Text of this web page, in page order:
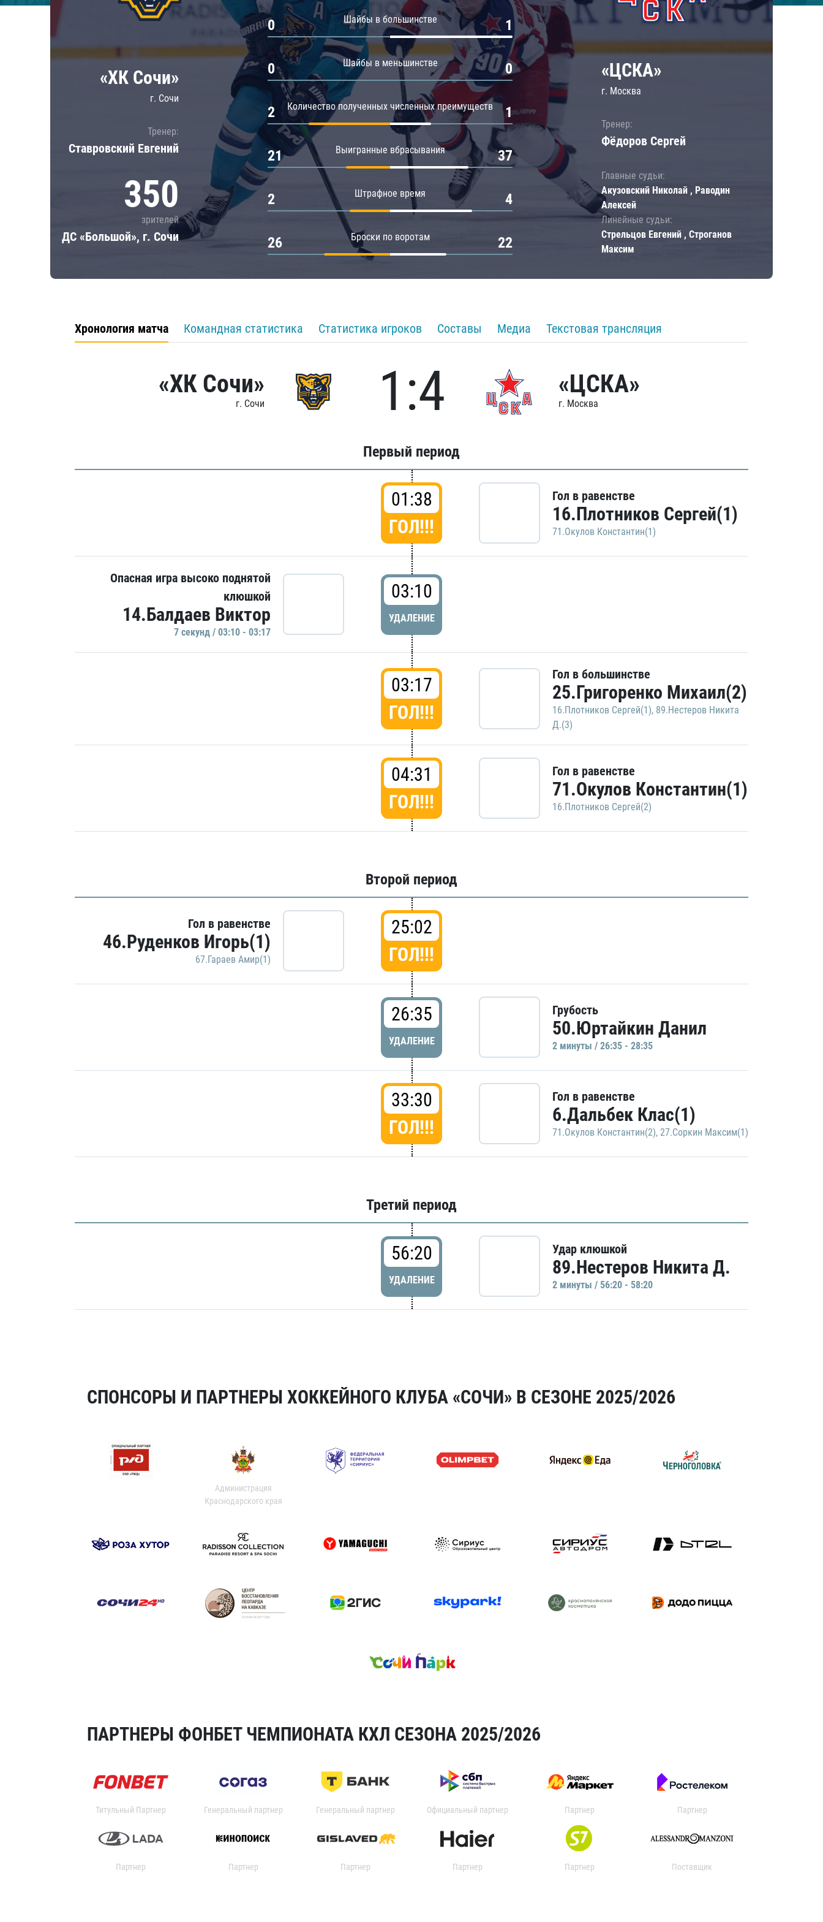
Локомотив
ЦСКА
Шанхайские Драконы
Амур
Барыс
Салават Юлаев
«ХК Сочи»
г. Сочи
Тренер:
Ставровский Евгений
350
зрителей
ДС «Большой», г. Сочи
Шайбы в большинстве
0 1
Шайбы в меньшинстве
0 0
Количество полученных численных преимуществ
2 1
Выигранные вбрасывания
21 37
Штрафное время
2 4
Броски по воротам
26 22
«ЦСКА»
г. Москва
Тренер:
Фёдоров Сергей
Главные судьи:
Акузовский Николай , Раводин
Алексей
Линейные судьи:
Стрельцов Евгений , Строганов
Максим
Хронология матча Командная статистика Статистика игроков Составы Медиа Текстовая трансляция
«ХК Сочи»
г. Сочи 1:4 «ЦСКА»
г. Москва
Первый период
01:38
ГОЛ!!!
Гол в равенстве
16.Плотников Сергей(1)
71.Окулов Константин(1)
Опасная игра высоко поднятой
клюшкой
14.Балдаев Виктор
7 секунд / 03:10 - 03:17
03:10
УДАЛЕНИЕ
03:17
ГОЛ!!!
Гол в большинстве
25.Григоренко Михаил(2)
16.Плотников Сергей(1), 89.Нестеров Никита
Д.(3)
04:31
ГОЛ!!!
Гол в равенстве
71.Окулов Константин(1)
16.Плотников Сергей(2)
Второй период
Гол в равенстве
46.Руденков Игорь(1)
67.Гараев Амир(1)
25:02
ГОЛ!!!
26:35
УДАЛЕНИЕ
Грубость
50.Юртайкин Данил
2 минуты / 26:35 - 28:35
33:30
ГОЛ!!!
Гол в равенстве
6.Дальбек Клас(1)
71.Окулов Константин(2), 27.Соркин Максим(1)
Третий период
56:20
УДАЛЕНИЕ
Удар клюшкой
89.Нестеров Никита Д.
2 минуты / 56:20 - 58:20
СПОНСОРЫ И ПАРТНЕРЫ ХОККЕЙНОГО КЛУБА «СОЧИ» В СЕЗОНЕ 2025/2026
Администрация
Краснодарского края
ПАРТНЕРЫ ФОНБЕТ ЧЕМПИОНАТА КХЛ СЕЗОНА 2025/2026
Титульный Партнер Генеральный партнер Генеральный партнер Официальный партнер Партнер Партнер
Партнер Партнер Партнер Партнер Партнер Поставщик